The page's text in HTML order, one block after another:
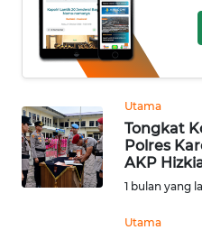
Utama
Tongkat
Polres
AKP
1 bulan yang
Utama
KHAS
SERBA-
SERBI
OPINI
Informasi